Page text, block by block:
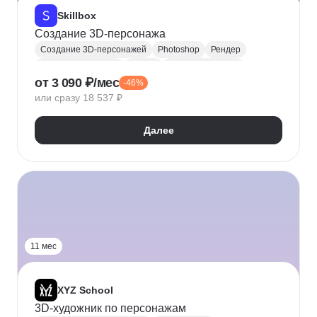
Skillbox
Создание 3D-персонажа
Создание 3D-персонажей Photoshop
Рендер
Разработка персонажа
3D-художник
Marvelous Designer
от 3 090 ₽/мес -46%
или сразу 18 537 ₽
Далее
11 мес
XYZ School
3D-художник по персонажам